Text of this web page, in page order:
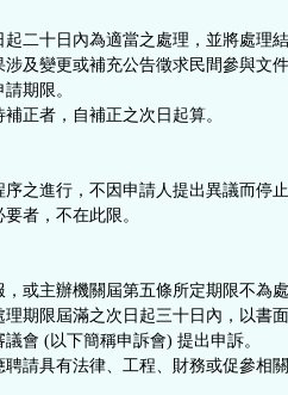
二十日內為適當之處理，並將處理
及變更或補充公告徵求民間參與文
期限。
正者，自補正之次日起算。
之進行，不因申請人提出異議而停
者，不在此限。
或主辦機關屆第五條所定期限不為
期限屆滿之次日起三十日內，以書
會 (以下簡稱申訴會) 提出申訴。
請具有法律、工程、財務或促參相